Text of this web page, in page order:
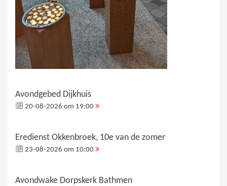
Avondgebed Dijkhuis
20-08-2026 om 19:00
Eredienst Okkenbroek, 10e van de zomer
23-08-2026 om 10:00
Avondwake Dorpskerk Bathmen